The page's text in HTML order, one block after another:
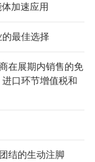
加速应用
最佳选择
在展期内销售的免
口环节增值税和
结的生动注脚